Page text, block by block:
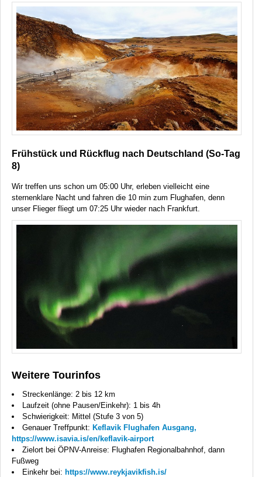
Frühstück und Rückflug nach Deutschland (So-Tag
8)
Wir treffen uns schon um 05:00 Uhr, erleben vielleicht eine
sternenklare Nacht und fahren die 10 min zum Flughafen, denn
unser Flieger fliegt um 07:25 Uhr wieder nach Frankfurt.
Weitere Tourinfos
Streckenlänge: 2 bis 12 km
Laufzeit (ohne Pausen/Einkehr): 1 bis 4h
Schwierigkeit: Mittel (Stufe 3 von 5)
Genauer Treffpunkt: Keflavik Flughafen Ausgang,
https://www.isavia.is/en/keflavik-airport
Zielort bei ÖPNV-Anreise: Flughafen Regionalbahnhof, dann
Fußweg
Einkehr bei: https://www.reykjavikfish.is/